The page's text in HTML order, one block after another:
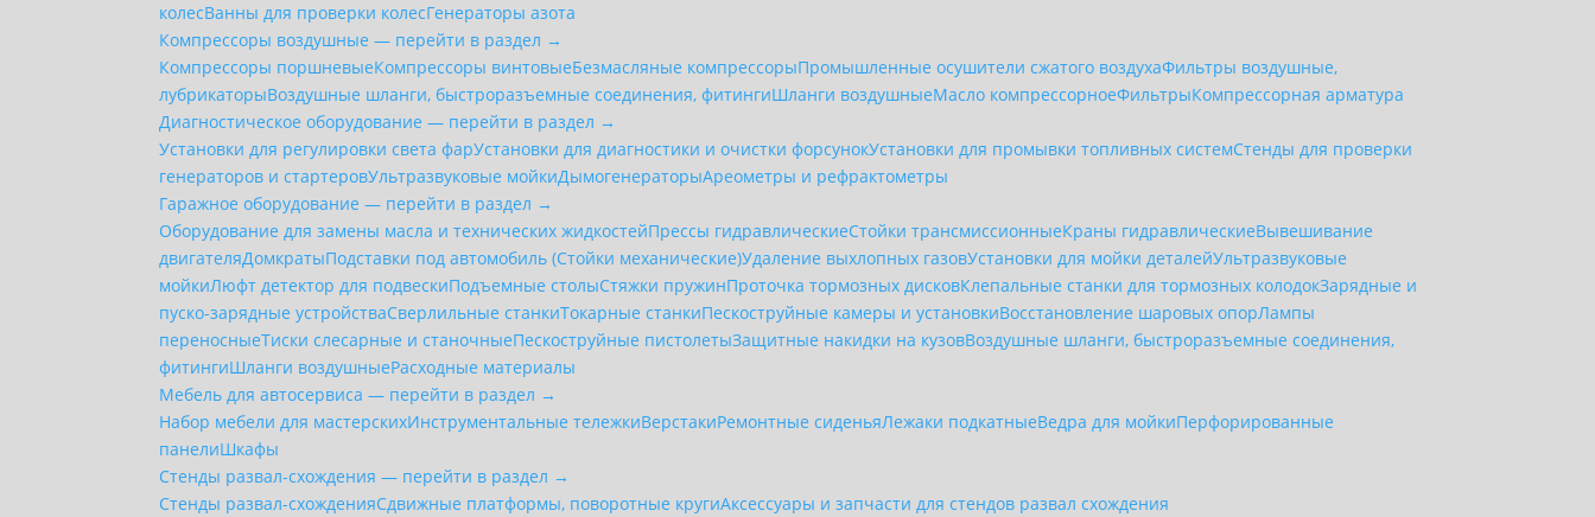
колесВанны для проверки колесГенераторы азота
Компрессоры воздушные — перейти в раздел →
Компрессоры поршневыеКомпрессоры винтовыеБезмасляные компрессорыПромышленные осушители сжатого воздухаФильтры воздушные,
лубрикаторыВоздушные шланги, быстроразъемные соединения, фитингиШланги воздушныеМасло компрессорноеФильтрыКомпрессорная арматура
Диагностическое оборудование — перейти в раздел →
Установки для регулировки света фарУстановки для диагностики и очистки форсунокУстановки для промывки топливных системСтенды для проверки
генераторов и стартеровУльтразвуковые мойкиДымогенераторыАреометры и рефрактометры
Гаражное оборудование — перейти в раздел →
Оборудование для замены масла и технических жидкостейПрессы гидравлическиеСтойки трансмиссионныеКраны гидравлическиеВывешивание
двигателяДомкратыПодставки под автомобиль (Стойки механические)Удаление выхлопных газовУстановки для мойки деталейУльтразвуковые
мойкиЛюфт детектор для подвескиПодъемные столыСтяжки пружинПроточка тормозных дисковКлепальные станки для тормозных колодокЗарядные и
пуско-зарядные устройстваСверлильные станкиТокарные станкиПескоструйные камеры и установкиВосстановление шаровых опорЛампы
переносныеТиски слесарные и станочныеПескоструйные пистолетыЗащитные накидки на кузовВоздушные шланги, быстроразъемные соединения,
фитингиШланги воздушныеРасходные материалы
Мебель для автосервиса — перейти в раздел →
Набор мебели для мастерскихИнструментальные тележкиВерстакиРемонтные сиденьяЛежаки подкатныеВедра для мойкиПерфорированные
панелиШкафы
Стенды развал-схождения — перейти в раздел →
Стенды развал-схожденияСдвижные платформы, поворотные кругиАксессуары и запчасти для стендов развал схождения